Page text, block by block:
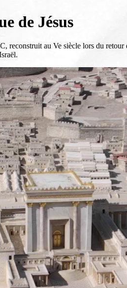
de Jésus
reconstruit au Ve siècle lors du